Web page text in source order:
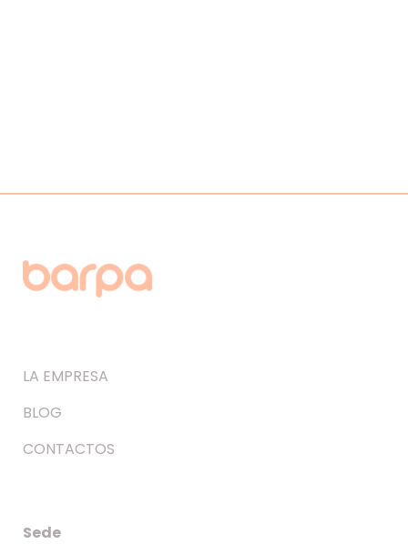
LA EMPRESA
BLOG
CONTACTOS
Sede